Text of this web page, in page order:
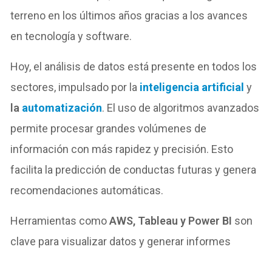
terreno en los últimos años gracias a los avances
en tecnología y software.
Hoy, el análisis de datos está presente en todos los
sectores, impulsado por la inteligencia artificial y
la automatización. El uso de algoritmos avanzados
permite procesar grandes volúmenes de
información con más rapidez y precisión. Esto
facilita la predicción de conductas futuras y genera
recomendaciones automáticas.
Herramientas comoAWS, Tableau y Power BI son
clave para visualizar datos y generar informes